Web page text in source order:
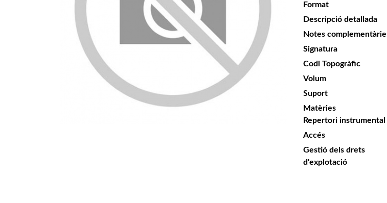
Format
Descripció detallada
Notes
Signatura
Codi Topogràfic
Volum
Suport
Matèries
Repertori instrumental
Accés
Gestió dels drets
d'explotació